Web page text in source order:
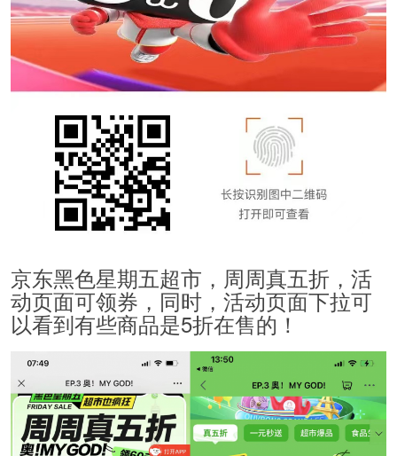
京东黑色星期五超市，周周真五折，活
动页面可领券，同时，活动页面下拉可
以看到有些商品是5折在售的！